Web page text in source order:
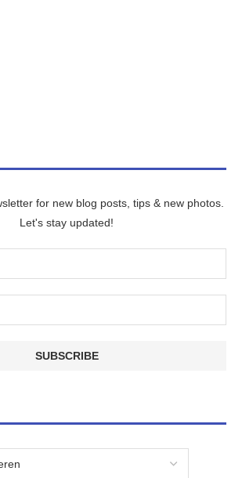
for new blog posts, tips & new photos.
Let's stay updated!